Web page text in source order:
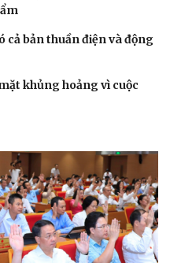
cả bản thuần điện và động
khủng hoảng vì cuộc